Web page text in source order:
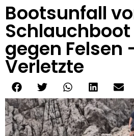
Bootsunfall
gegen Felsen
Verletzte